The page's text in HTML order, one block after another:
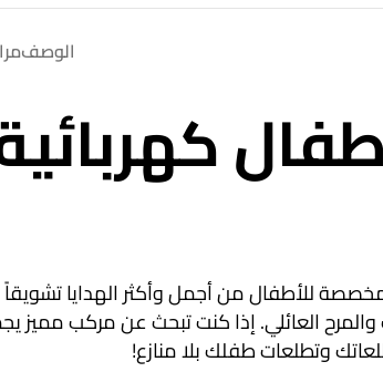
الوصف
المخصصة للأطفال من أجمل وأكثر الهدايا
والمرح العائلي. إذا كنت تبحث عن مركب مميز
وتطلعات طفلك بلا منازع!